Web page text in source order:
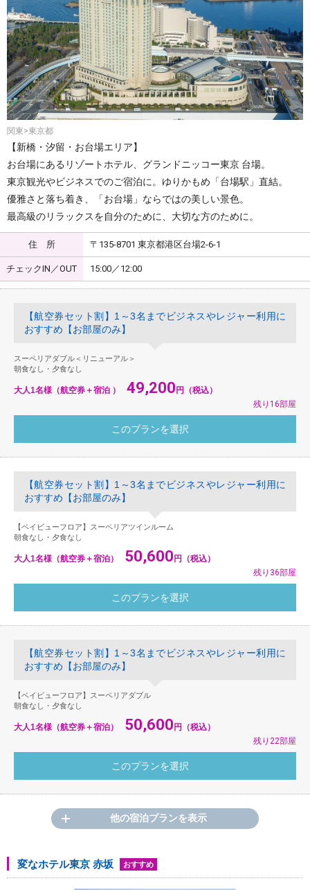
関東>東京都
【新橋・汐留・お台場エリア】
お台場にあるリゾートホテル、グランドニッコー東京 台場。
東京観光やビジネスでのご宿泊に。ゆりかもめ「台場駅」直結。
優雅さと落ち着き、「お台場」ならではの美しい景色。
最高級のリラックスを自分のために、大切な方のために。
住 所 〒135-8701 東京都港区台場2-6-1
チェックIN／OUT 15:00／12:00
【航空券セット割】1～3名までビジネスやレジャー利用に
おすすめ【お部屋のみ】
スーペリアダブル＜リニューアル＞
朝食なし・夕食なし
大人1名様（航空券＋宿泊 ） 49,200 円（税込）
残り16部屋
【航空券セット割】1～3名までビジネスやレジャー利用に
おすすめ【お部屋のみ】
【ベイビューフロア】スーペリアツインルーム
朝食なし・夕食なし
大人1名様（航空券＋宿泊） 50,600 円（税込）
残り36部屋
【航空券セット割】1～3名までビジネスやレジャー利用に
おすすめ【お部屋のみ】
【ベイビューフロア】スーペリアダブル
朝食なし・夕食なし
大人1名様（航空券＋宿泊） 50,600 円（税込）
残り22部屋
他の宿泊プランを表示
変なホテル東京 赤坂 おすすめ